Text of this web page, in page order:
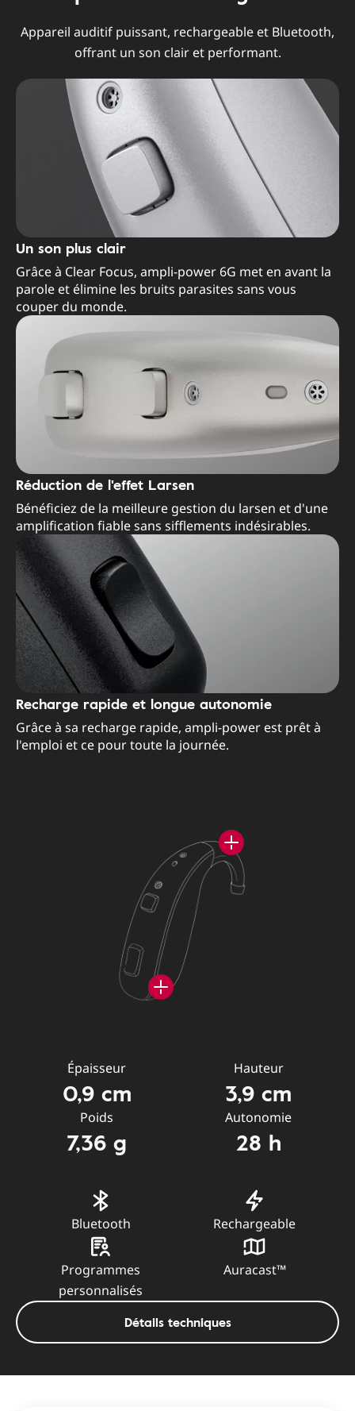
Appareil auditif puissant, rechargeable et Bluetooth,
offrant un son clair et performant.
Un son plus clair
Grâce à Clear Focus, ampli-power 6G met en avant la
parole et élimine les bruits parasites sans vous
couper du monde.
Réduction de l'effet Larsen
Bénéficiez de la meilleure gestion du larsen et d'une
amplification fiable sans sifflements indésirables.
Recharge rapide et longue autonomie
Grâce à sa recharge rapide, ampli-power est prêt à
l'emploi et ce pour toute la journée.
Épaisseur
0,9 cm
Hauteur
3,9 cm
Poids
7,36 g
Autonomie
28 h
Bluetooth Rechargeable
Programmes
personnalisés
Auracast™
Détails techniques